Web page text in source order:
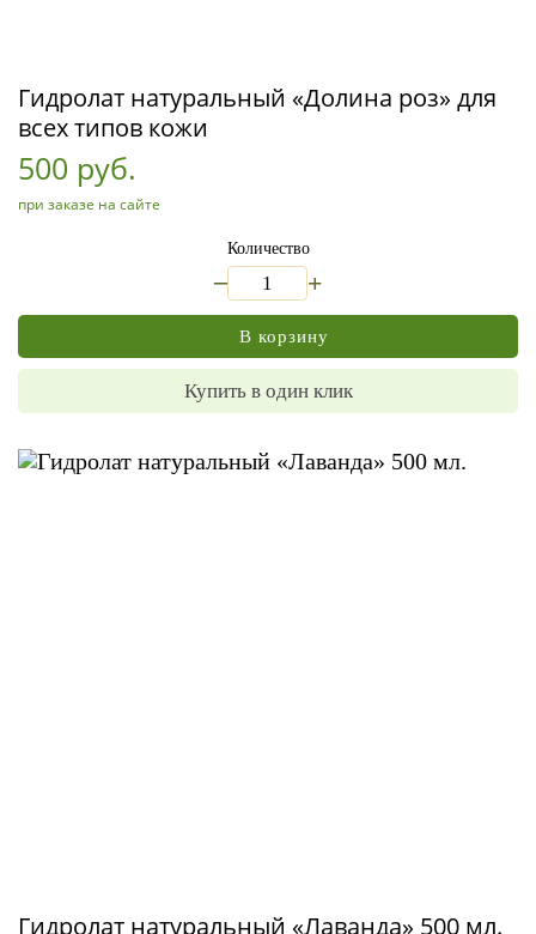
Гидролат натуральный «Долина роз» для
всех типов кожи
500 руб.
при заказе на сайте
Количество
+
В корзину
Купить в один клик
Гидролат натуральный «Лаванда» 500 мл.